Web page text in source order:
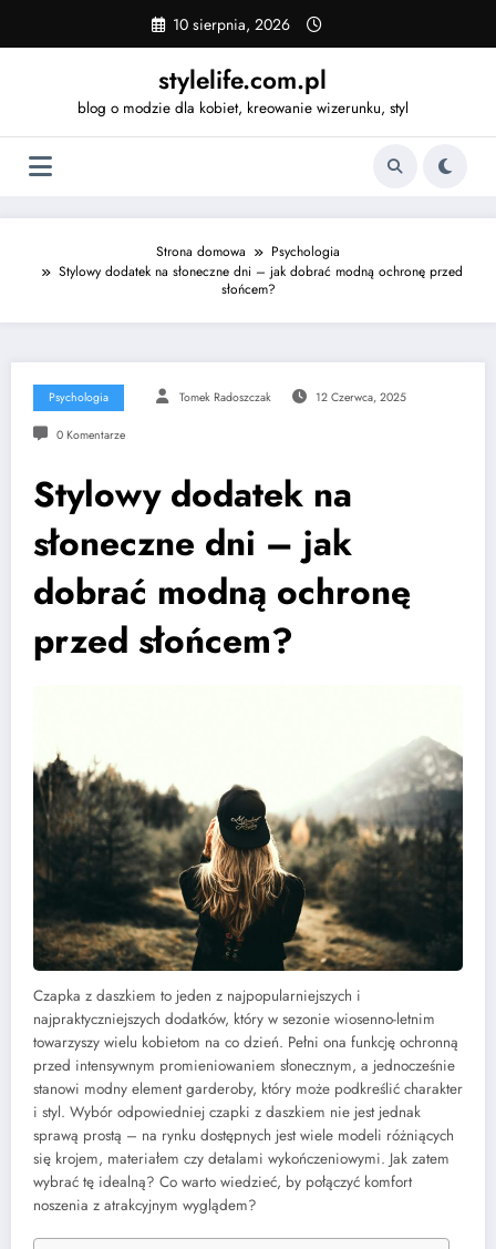
content
10 sierpnia, 2026
stylelife.com.pl
blog o modzie dla kobiet, kreowanie wizerunku, styl
Strona domowa
Psychologia
Stylowy dodatek na słoneczne dni – jak dobrać modną ochronę przed
słońcem?
Psychologia Tomek Radoszczak 12 Czerwca, 2025
0 Komentarze
Stylowy dodatek na
słoneczne dni – jak
dobrać modną ochronę
przed słońcem?
Czapka z daszkiem to jeden z najpopularniejszych i
najpraktyczniejszych dodatków, który w sezonie wiosenno-letnim
towarzyszy wielu kobietom na co dzień. Pełni ona funkcję ochronną
przed intensywnym promieniowaniem słonecznym, a jednocześnie
stanowi modny element garderoby, który może podkreślić charakter
i styl. Wybór odpowiedniej czapki z daszkiem nie jest jednak
sprawą prostą – na rynku dostępnych jest wiele modeli różniących
się krojem, materiałem czy detalami wykończeniowymi. Jak zatem
wybrać tę idealną? Co warto wiedzieć, by połączyć komfort
noszenia z atrakcyjnym wyglądem?